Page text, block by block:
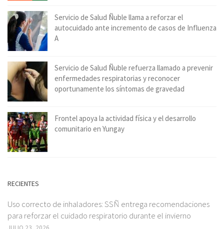
Servicio de Salud Ñuble llama a reforzar el
autocuidado ante incremento de casos de Influenza
A
Servicio de Salud Ñuble refuerza llamado a prevenir
enfermedades respiratorias y reconocer
oportunamente los síntomas de gravedad
Frontel apoya la actividad física y el desarrollo
comunitario en Yungay
RECIENTES
Uso correcto de inhaladores: SSÑ entrega recomendaciones
para reforzar el cuidado respiratorio durante el invierno